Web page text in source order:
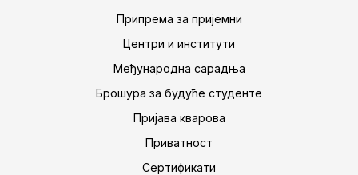
Припрема за пријемни
Центри и институти
Међународна сарадња
Брошура за будуће студенте
Пријава кварова
Приватност
Сертификати